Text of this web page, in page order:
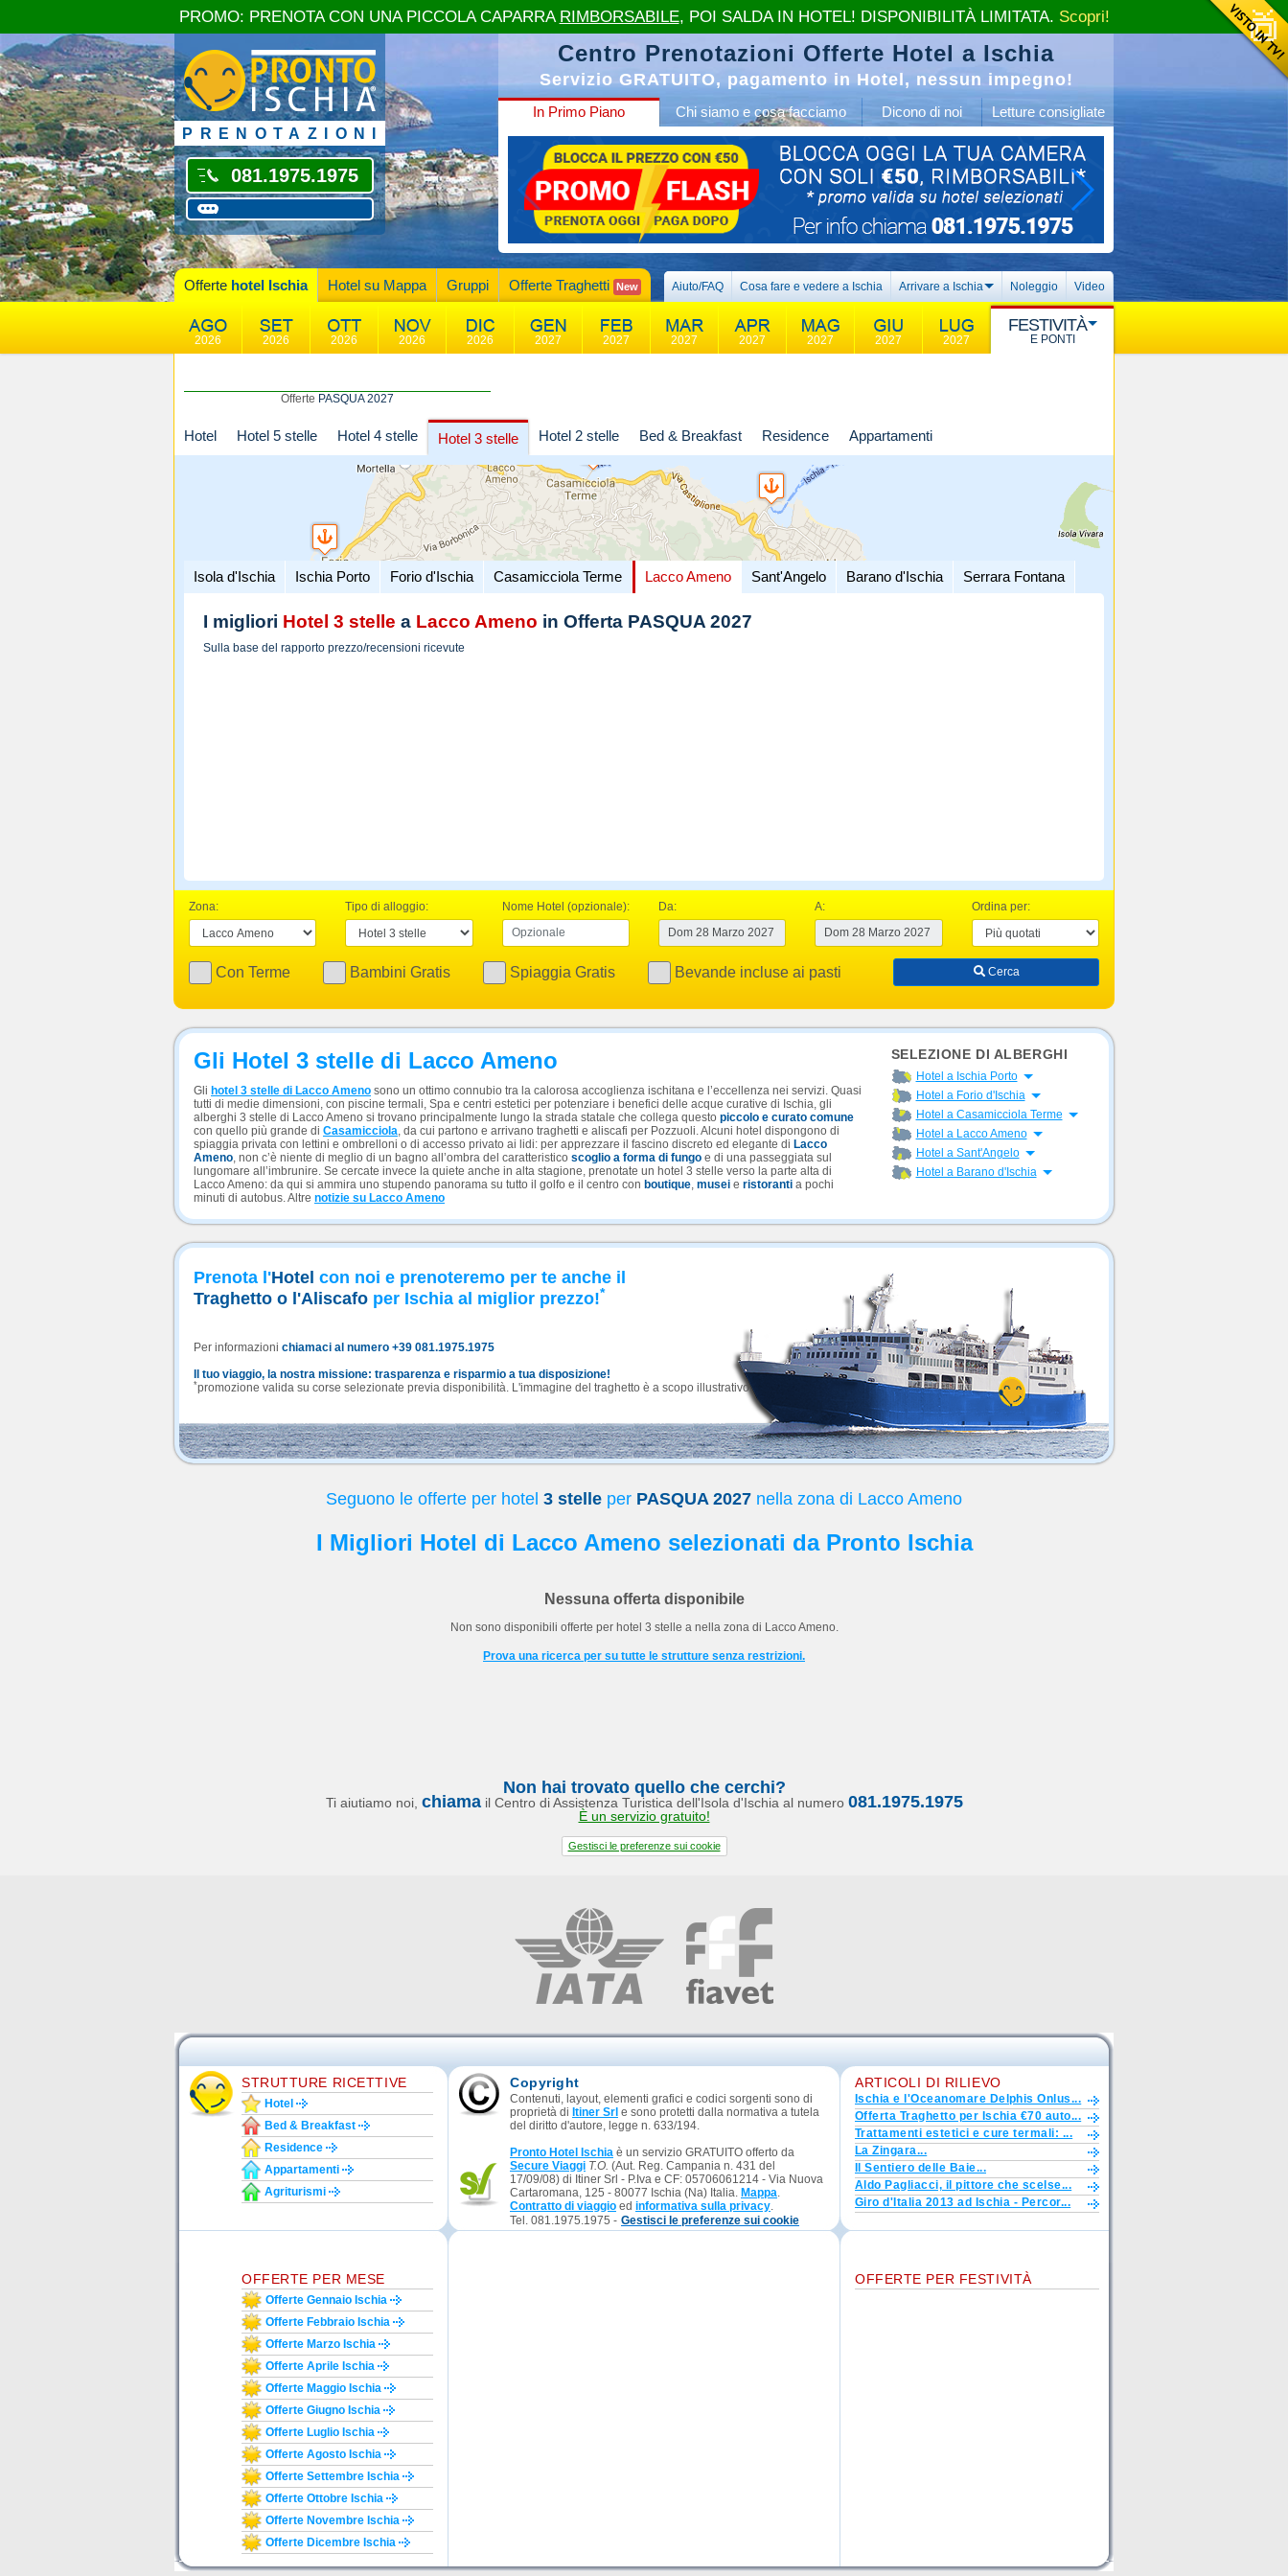
PRENOTAZIONI
081.1975.1975
Centro Prenotazioni Offerte Hotel a Ischia
Servizio GRATUITO, pagamento in Hotel, nessun impegno!
In Primo Piano Chi siamo e cosa facciamo Dicono di noi Letture consigliate
Offerte hotel Ischia Hotel su Mappa Gruppi Offerte Traghetti New Aiuto/FAQ Cosa fare e vedere a Ischia Arrivare a Ischia Noleggio Video
2026 2026 2026 2026 2026 2027 2027 2027 2027 2027 2027 2027
FESTIVITÀ
E PONTI
Offerte PASQUA 2027
Hotel Hotel 5 stelle Hotel 4 stelle Hotel 3 stelle Hotel 2 stelle Bed & Breakfast Residence Appartamenti
Isola d'Ischia Ischia Porto Forio d'Ischia Casamicciola Terme Lacco Ameno Sant'Angelo Barano d'Ischia Serrara Fontana
I migliori Hotel 3 stelle a Lacco Ameno in Offerta PASQUA 2027
Sulla base del rapporto prezzo/recensioni ricevute
Zona: Tipo di alloggio: Nome Hotel (opzionale): Da: A: Ordina per:
Con Terme Bambini Gratis Spiaggia Gratis Bevande incluse ai pasti Cerca
Gli Hotel 3 stelle di Lacco Ameno
Gli hotel 3 stelle di Lacco Ameno sono un ottimo connubio tra la calorosa accoglienza ischitana e l’eccellenza nei servizi. Quasi
tutti di medie dimensioni, con piscine termali, Spa e centri estetici per potenziare i benefici delle acque curative di Ischia, gli
alberghi 3 stelle di Lacco Ameno si trovano principalmente lungo la strada statale che collega questo piccolo e curato comune
con quello più grande di Casamicciola, da cui partono e arrivano traghetti e aliscafi per Pozzuoli. Alcuni hotel dispongono di
spiaggia privata con lettini e ombrelloni o di accesso privato ai lidi: per apprezzare il fascino discreto ed elegante di Lacco
Ameno, non c’è niente di meglio di un bagno all’ombra del caratteristico scoglio a forma di fungo e di una passeggiata sul
lungomare all’imbrunire. Se cercate invece la quiete anche in alta stagione, prenotate un hotel 3 stelle verso la parte alta di
Lacco Ameno: da qui si ammira uno stupendo panorama su tutto il golfo e il centro con boutique, musei e ristoranti a pochi
minuti di autobus. Altre notizie su Lacco Ameno
SELEZIONE DI ALBERGHI
Hotel a Ischia Porto Apri menu
Hotel a Forio d'Ischia Apri menu
Hotel a Casamicciola Terme Apri menu
Hotel a Lacco Ameno Apri menu
Hotel a Sant'Angelo Apri menu
Hotel a Barano d'Ischia Apri menu
Prenota l'Hotel con noi e prenoteremo per te anche il
Traghetto o l'Aliscafo per Ischia al miglior prezzo!*
Per informazioni chiamaci al numero +39 081.1975.1975
Il tuo viaggio, la nostra missione: trasparenza e risparmio a tua disposizione!
*promozione valida su corse selezionate previa disponibilità. L'immagine del traghetto è a scopo illustrativo.
Seguono le offerte per hotel 3 stelle per PASQUA 2027 nella zona di Lacco Ameno
I Migliori Hotel di Lacco Ameno selezionati da Pronto Ischia
Nessuna offerta disponibile
Non sono disponibili offerte per hotel 3 stelle a nella zona di Lacco Ameno.
Prova una ricerca per su tutte le strutture senza restrizioni.
Non hai trovato quello che cerchi?
Ti aiutiamo noi, chiamail Centro di Assistenza Turistica dell'Isola d'Ischia al numero 081.1975.1975
È un servizio gratuito!
Gestisci le preferenze sui cookie
STRUTTURE RICETTIVE
Hotel
Bed & Breakfast
Residence
Appartamenti
Agriturismi
Copyright
Contenuti, layout, elementi grafici e codici sorgenti sono di
proprietà di Itiner Srl e sono protetti dalla normativa a tutela
del diritto d'autore, legge n. 633/194.
Pronto Hotel Ischia è un servizio GRATUITO offerto da
Secure Viaggi T.O. (Aut. Reg. Campania n. 431 del
17/09/08) di Itiner Srl - P.Iva e CF: 05706061214 - Via Nuova
Cartaromana, 125 - 80077 Ischia (Na) Italia. Mappa.
Contratto di viaggio ed informativa sulla privacy.
Tel. 081.1975.1975 - Gestisci le preferenze sui cookie
ARTICOLI DI RILIEVO
Ischia e l'Oceanomare Delphis Onlus...
Offerta Traghetto per Ischia €70 auto...
Trattamenti estetici e cure termali: ...
La Zingara...
Il Sentiero delle Baie...
Aldo Pagliacci, il pittore che scelse...
Giro d'Italia 2013 ad Ischia - Percor...
OFFERTE PER MESE
Offerte Gennaio Ischia
Offerte Febbraio Ischia
Offerte Marzo Ischia
Offerte Aprile Ischia
Offerte Maggio Ischia
Offerte Giugno Ischia
Offerte Luglio Ischia
Offerte Agosto Ischia
Offerte Settembre Ischia
Offerte Ottobre Ischia
Offerte Novembre Ischia
Offerte Dicembre Ischia
OFFERTE PER FESTIVITÀ
PROMO: PRENOTA CON UNA PICCOLA CAPARRA RIMBORSABILE, POI SALDA IN HOTEL! DISPONIBILITÀ LIMITATA. Scopri!